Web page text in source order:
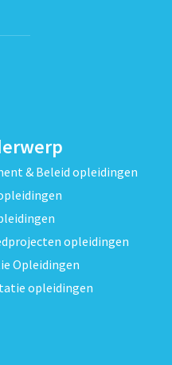
& Beleid opleidingen
opleidingen
Opleidingen
opleidingen